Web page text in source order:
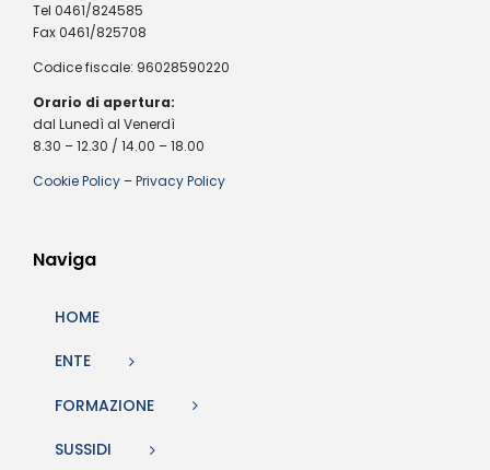
Tel 0461/824585
Fax 0461/825708
Codice fiscale: 96028590220
Orario di apertura:
dal Lunedì al Venerdì
8.30 – 12.30 / 14.00 – 18.00
Cookie Policy –Privacy Policy
Naviga
HOME
ENTE
FORMAZIONE
SUSSIDI